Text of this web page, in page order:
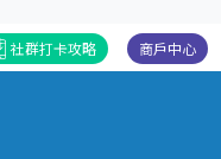
商戶中心
社群打卡攻略